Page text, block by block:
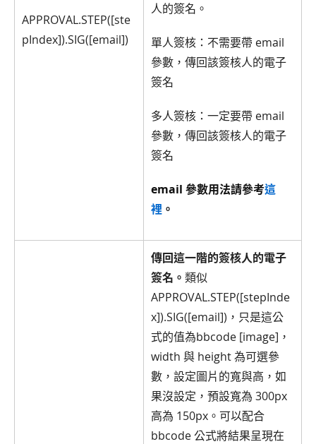
APPROVAL.STEP([ste
pIndex]).SIG([email])
人的簽名。
單人簽核：不需要帶 email
參數，傳回該簽核人的電子
簽名
多人簽核：一定要帶 email
參數，傳回該簽核人的電子
簽名
email 參數用法請參考這
裡 。
傳回這一階的簽核人的電子
簽名。 類似
APPROVAL.STEP([stepInde
x]).SIG([email])，只是這公
式的值為bbcode [image]，
width 與 height 為可選參
數，設定圖片的寬與高，如
果沒設定，預設寬為 300px
高為 150px。可以配合
bbcode 公式將結果呈現在